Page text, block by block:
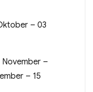
– 03
November –
– 15